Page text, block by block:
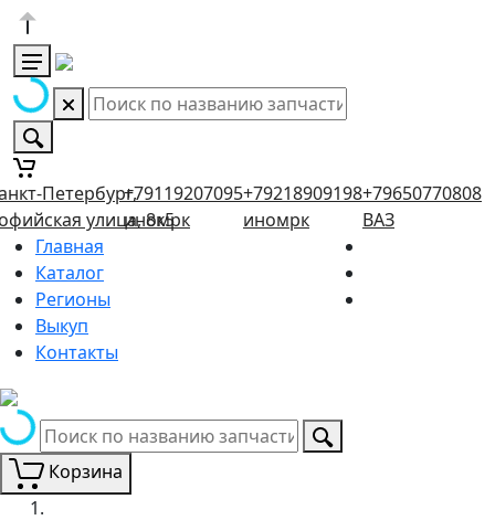
Петербург,
улица, 8к5
+79119207095
иномрк
+79218909198
иномрк
+79650770808
ВАЗ
Главная
Каталог
Регионы
Выкуп
Контакты
Корзина